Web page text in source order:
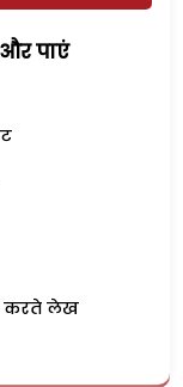
पाएं
करते लेख